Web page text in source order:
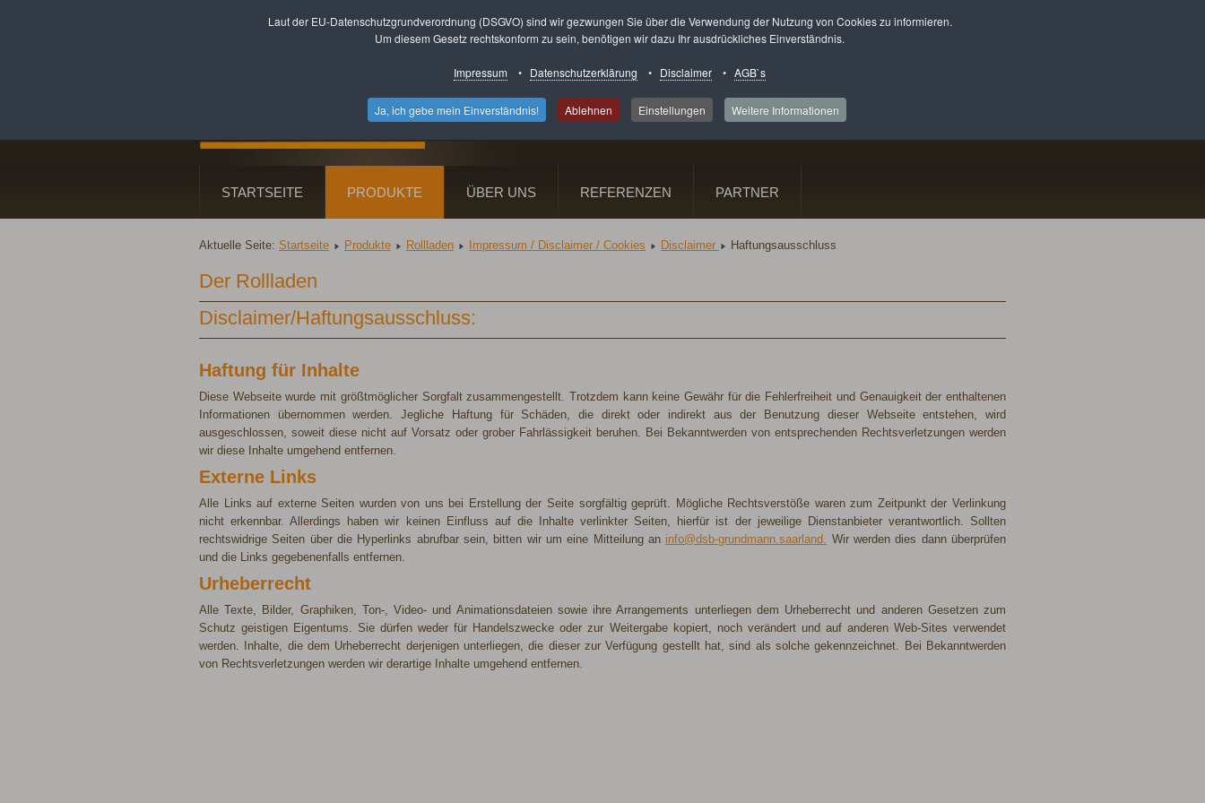
Fenster · Haustüren · Rollläden
Ludwigsthaler Straße 2 · 66539 Neunkirchen-Furpach
STARTSEITE PRODUKTE ÜBER UNS REFERENZEN PARTNER
Aktuelle Seite: Startseite Produkte Rollladen Impressum / Disclaimer / Cookies Disclaimer Haftungsausschluss
Der Rollladen
Disclaimer/Haftungsausschluss:
Haftung für Inhalte
Diese Webseite wurde mit größtmöglicher Sorgfalt zusammengestellt. Trotzdem kann keine Gewähr für die Fehlerfreiheit und Genauigkeit der enthaltenen
Informationen übernommen werden. Jegliche Haftung für Schäden, die direkt oder indirekt aus der Benutzung dieser Webseite entstehen, wird
ausgeschlossen, soweit diese nicht auf Vorsatz oder grober Fahrlässigkeit beruhen. Bei Bekanntwerden von entsprechenden Rechtsverletzungen werden
wir diese Inhalte umgehend entfernen.
Externe Links
Alle Links auf externe Seiten wurden von uns bei Erstellung der Seite sorgfältig geprüft. Mögliche Rechtsverstöße waren zum Zeitpunkt der Verlinkung
nicht erkennbar. Allerdings haben wir keinen Einfluss auf die Inhalte verlinkter Seiten, hierfür ist der jeweilige Dienstanbieter verantwortlich. Sollten
rechtswidrige Seiten über die Hyperlinks abrufbar sein, bitten wir um eine Mitteilung an info@dsb-grundmann.saarland. Wir werden dies dann überprüfen
und die Links gegebenenfalls entfernen.
Urheberrecht
Alle Texte, Bilder, Graphiken, Ton-, Video- und Animationsdateien sowie ihre Arrangements unterliegen dem Urheberrecht und anderen Gesetzen zum
Schutz geistigen Eigentums. Sie dürfen weder für Handelszwecke oder zur Weitergabe kopiert, noch verändert und auf anderen Web-Sites verwendet
werden. Inhalte, die dem Urheberrecht derjenigen unterliegen, die dieser zur Verfügung gestellt hat, sind als solche gekennzeichnet. Bei Bekanntwerden
von Rechtsverletzungen werden wir derartige Inhalte umgehend entfernen.
Laut der EU-Datenschutzgrundverordnung (DSGVO) sind wir gezwungen Sie über die Verwendung der Nutzung von Cookies zu informieren.
Um diesem Gesetz rechtskonform zu sein, benötigen wir dazu Ihr ausdrückliches Einverständnis.
Impressum • Datenschutzerklärung • Disclaimer • AGB`s
Ja, ich gebe mein Einverständnis! Ablehnen Einstellungen Weitere Informationen